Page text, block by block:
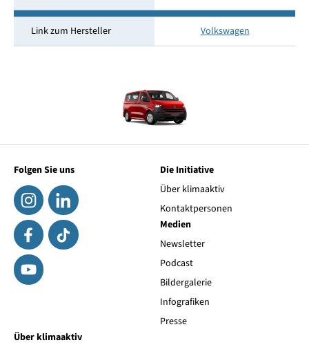
Link zum Hersteller Volkswagen
Folgen Sie uns
Die Initiative
Über klimaaktiv
Kontaktpersonen
Medien
Newsletter
Podcast
Bildergalerie
Infografiken
Presse
Über klimaaktiv